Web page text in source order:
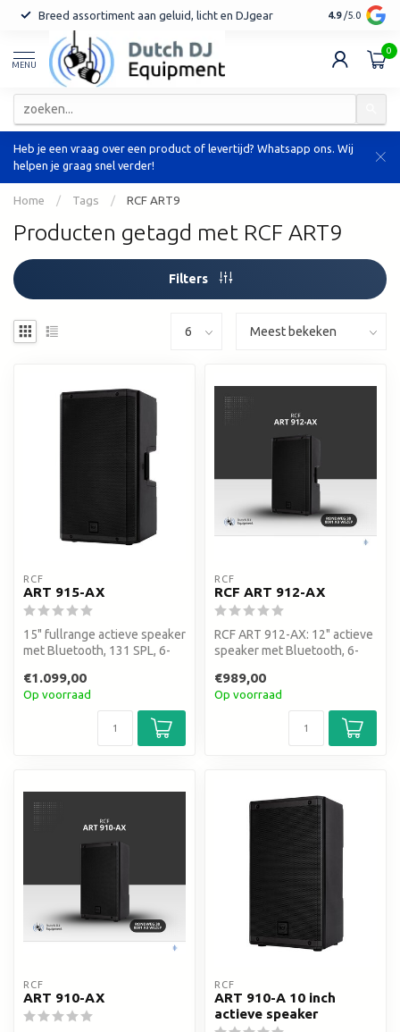
Breed assortiment aan geluid, licht en DJgear Tot 7 jaar
4.9 /5.0
MENU
0
Heb je een vraag over een product of levertijd? Whatsapp ons. Wij
helpen je graag snel verder!
Home / Tags / RCF ART9
Producten getagd met RCF ART9
Filters
RCF
ART 915-AX
15" fullrange actieve speaker
met Bluetooth, 131 SPL, 6-
€1.099,00
Op voorraad
RCF
RCF ART 912-AX
RCF ART 912-AX: 12" actieve
speaker met Bluetooth, 6-
130...
€989,00
Op voorraad
RCF
ART 910-AX
RCF
ART 910-A 10 inch
actieve speaker